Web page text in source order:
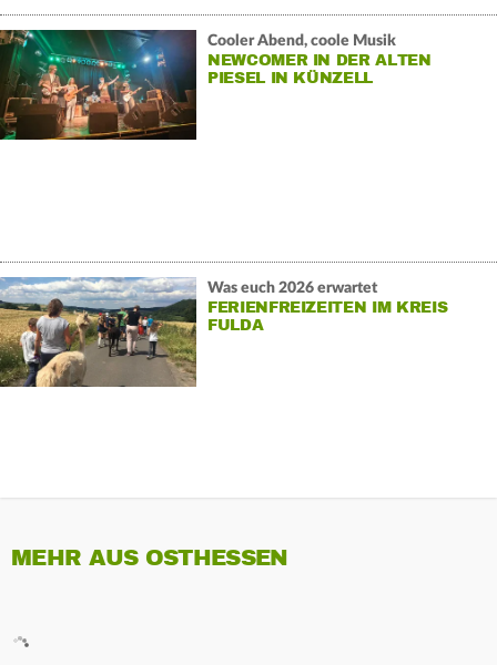
Cooler Abend, coole Musik
NEWCOMER IN DER ALTEN
PIESEL IN KÜNZELL
Was euch 2026 erwartet
FERIENFREIZEITEN IM KREIS
FULDA
MEHR AUS OSTHESSEN